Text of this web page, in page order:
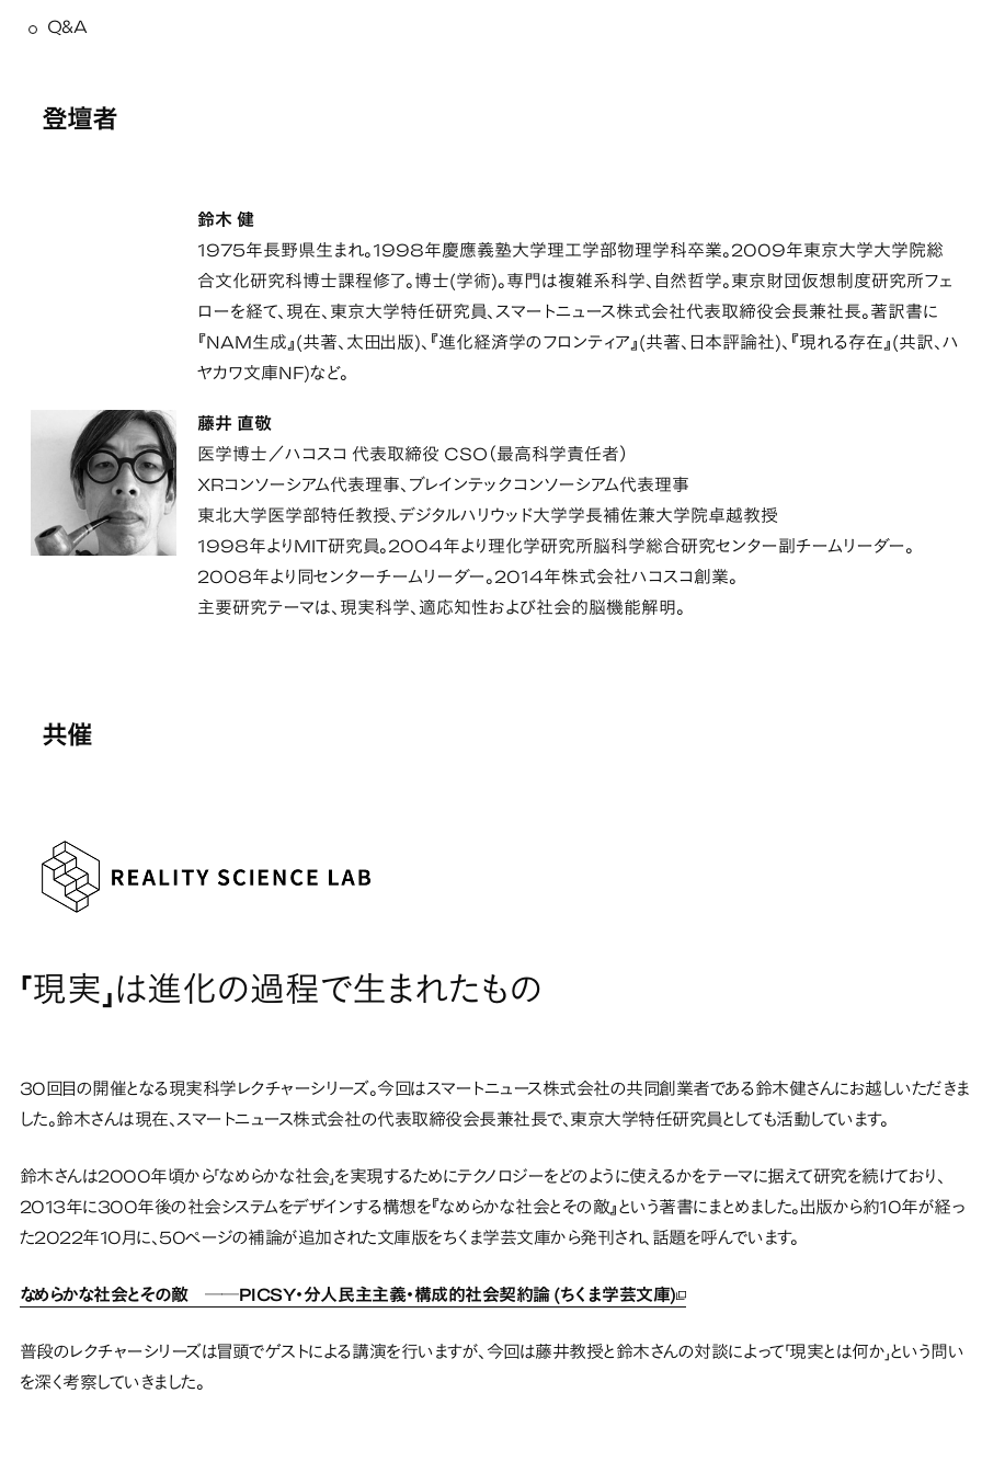
Q&A
登壇者
鈴木 健
1975年長野県生まれ。1998年慶應義塾大学理工学部物理学科卒業。2009年東京大学大学院総
合文化研究科博士課程修了。博士(学術)。専門は複雑系科学、自然哲学。東京財団仮想制度研究所フェ
ローを経て、現在、東京大学特任研究員、スマートニュース株式会社代表取締役会長兼社長。著訳書に
『NAM生成』(共著、太田出版)、『進化経済学のフロンティア』(共著、日本評論社)、『現れる存在』(共訳、ハ
ヤカワ文庫NF)など。
藤井 直敬
医学博士／ハコスコ 代表取締役 CSO（最高科学責任者）
XRコンソーシアム代表理事、ブレインテックコンソーシアム代表理事
東北大学医学部特任教授、デジタルハリウッド大学学長補佐兼大学院卓越教授
1998年よりMIT研究員。2004年より理化学研究所脳科学総合研究センター副チームリーダー。
2008年より同センターチームリーダー。2014年株式会社ハコスコ創業。
主要研究テーマは、現実科学、適応知性および社会的脳機能解明。
共催
「現実」は進化の過程で生まれたもの
30回目の開催となる現実科学レクチャーシリーズ。今回はスマートニュース株式会社の共同創業者である鈴木健さんにお越しいただきま
した。鈴木さんは現在、スマートニュース株式会社の代表取締役会長兼社長で、東京大学特任研究員としても活動しています。
鈴木さんは2000年頃から「なめらかな社会」を実現するためにテクノロジーをどのように使えるかをテーマに据えて研究を続けており、
2013年に300年後の社会システムをデザインする構想を『なめらかな社会とその敵』という著書にまとめました。出版から約10年が経っ
た2022年10月に、50ページの補論が追加された文庫版をちくま学芸文庫から発刊され、話題を呼んでいます。
なめらかな社会とその敵 ──PICSY・分人民主主義・構成的社会契約論 (ちくま学芸文庫)新しいタブで開く
普段のレクチャーシリーズは冒頭でゲストによる講演を行いますが、今回は藤井教授と鈴木さんの対談によって「現実とは何か」という問い
を深く考察していきました。